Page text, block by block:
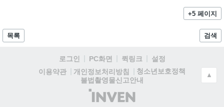
+5 페이지
목록 검색
로그인 PC화면 퀵링크
설정
이용약관
개인정보처리방침
청소년보호정책
불법촬영물신고안내
(주)
인
▲